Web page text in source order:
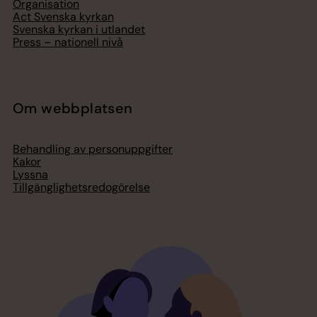
Organisation
Act Svenska kyrkan
Svenska kyrkan i utlandet
Press – nationell nivå
Om webbplatsen
Behandling av personuppgifter
Kakor
Lyssna
Tillgänglighetsredogörelse